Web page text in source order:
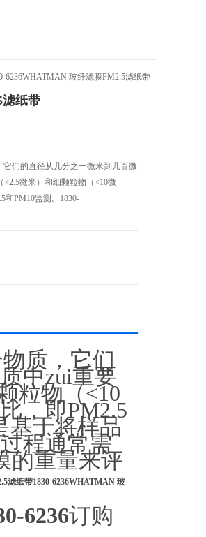
6236WHATMAN 玻纤滤膜PM2.5滤纸带
滤纸带
它们的直径从几分之一微米到几百微
<2.5微米）和细颗粒物（<10微
和PM10监测。1830-
，它们
中zui重要
粒物（<10
，即PM2.5
基于将样品
程通常需
的重量来评
滤纸带1830-6236WHATMAN 玻
6236订购